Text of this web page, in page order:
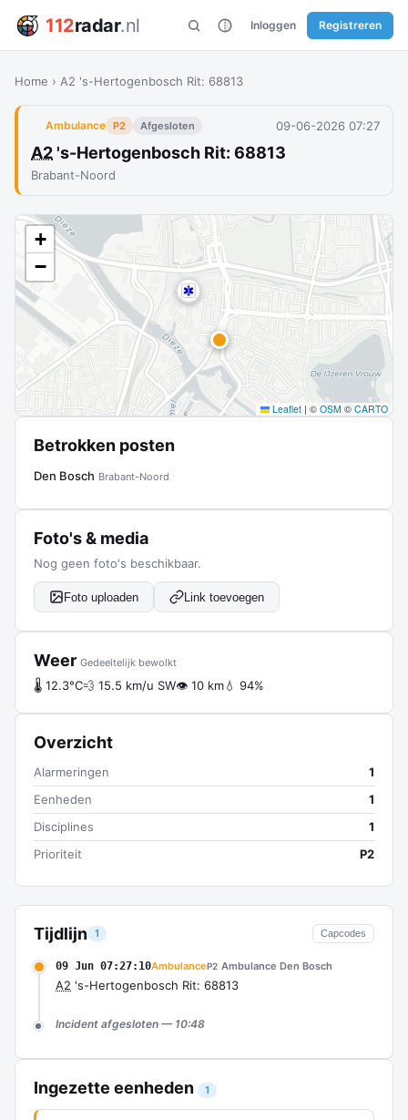
112radar.nl Inloggen Registreren
Home › A2 's-Hertogenbosch Rit: 68813
Ambulance P2 Afgesloten 09-06-2026 07:27
A2's-Hertogenbosch Rit: 68813
Brabant-Noord
Tijdlijn 1 Capcodes
09 Jun 07:27:10AmbulanceP2 Ambulance Den Bosch
A2 's-Hertogenbosch Rit: 68813
Incident afgesloten — 10:48
Ingezette eenheden 1
+
−
Leaflet | © OSM © CARTO
Betrokken posten
Den Bosch Brabant-Noord
Foto's & media
Nog geen foto's beschikbaar.
Foto uploaden Link toevoegen
Weer Gedeeltelijk bewolkt
🌡 12.3°C💨 15.5 km/u SW👁 10 km💧 94%
Overzicht
Alarmeringen
1
Eenheden
1
Disciplines
1
Prioriteit
P2